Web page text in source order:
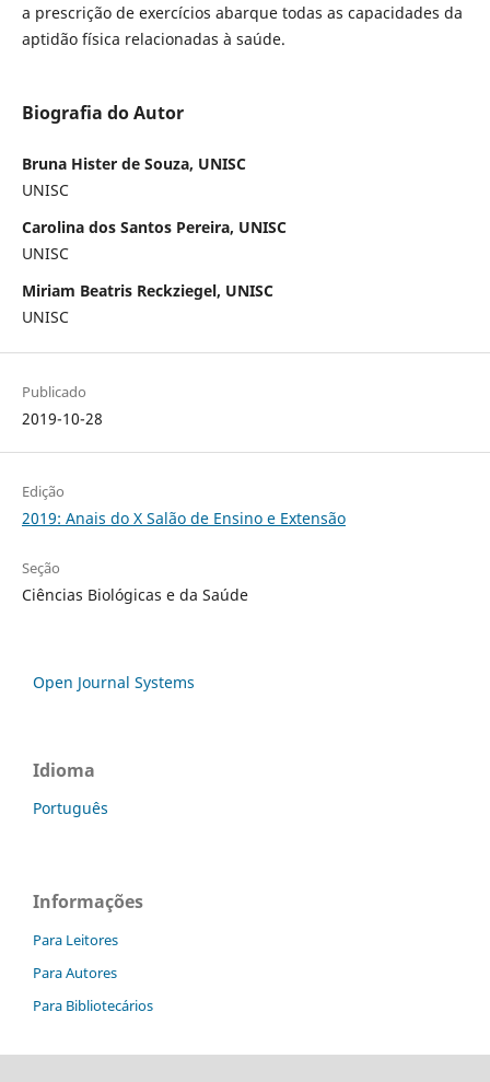
a prescrição de exercícios abarque todas as capacidades da
aptidão física relacionadas à saúde.
Biografia do Autor
Bruna Hister de Souza, UNISC
UNISC
Carolina dos Santos Pereira, UNISC
UNISC
Miriam Beatris Reckziegel, UNISC
UNISC
Publicado
2019-10-28
Edição
2019: Anais do X Salão de Ensino e Extensão
Seção
Ciências Biológicas e da Saúde
Open Journal Systems
Idioma
Português
Informações
Para Leitores
Para Autores
Para Bibliotecários